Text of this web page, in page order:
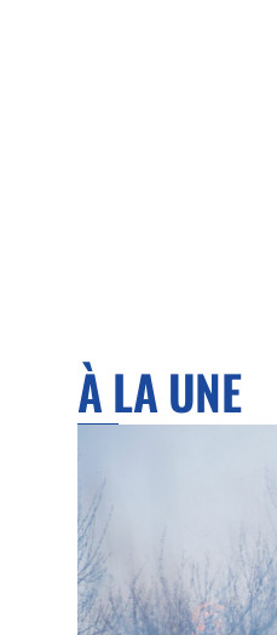
À LA UNE